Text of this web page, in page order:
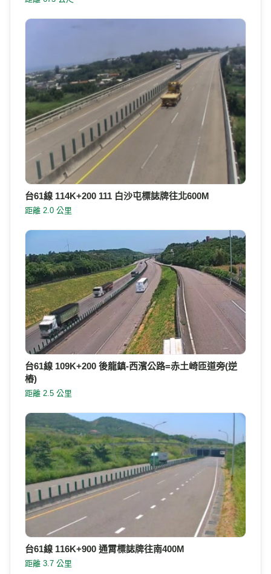
台61線 111K+200 111 白沙屯 西湖標誌牌門架上
距離 673 公尺
台61線 114K+200 111 白沙屯標誌牌往北600M
距離 2.0 公里
台61線 109K+200 後龍鎮-西濱公路=赤土崎匝道旁(逆
樁)